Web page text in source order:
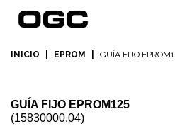
INICIO EPROM GUÍA FIJO
GUÍA FIJO EPROM125
(15830000.04)